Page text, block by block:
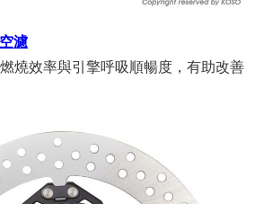
濾
燒效率與引擎呼吸順暢度，有助改善